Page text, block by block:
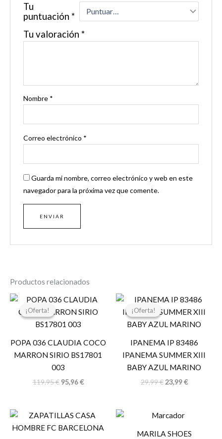
Tu
puntuación *
Tu valoración *
Nombre *
Correo electrónico *
Guarda mi nombre, correo electrónico y web en este
navegador para la próxima vez que comente.
Productos relacionados
¡Oferta!
¡Oferta!
POPA 036 CLAUDIA COCO
MARRON SIRIO BS17801
003
119,95€
El
original
era:
95,96€
El
actual
¡Oferta!
¡Oferta!
IPANEMA IP 83486
IPANEMA SUMMER XIII
BABY AZUL MARINO
29,99€
El
original
era:
23,99€
El
actual
es:
MARILA SHOES